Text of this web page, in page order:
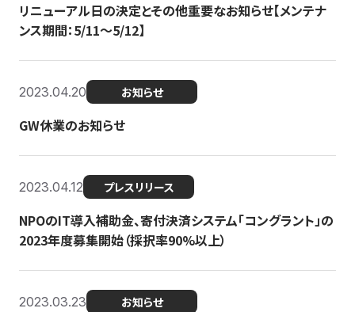
リニューアル日の決定とその他重要なお知らせ【メンテナ
ンス期間：5/11～5/12】
2023.04.20 お知らせ
GW休業のお知らせ
2023.04.12 プレスリリース
NPOのIT導入補助金、寄付決済システム「コングラント」の
2023年度募集開始（採択率90%以上）
2023.03.23 お知らせ